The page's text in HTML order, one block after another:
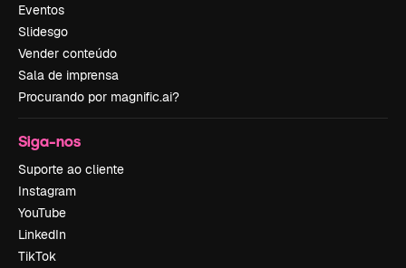
Eventos
Slidesgo
Vender conteúdo
Sala de imprensa
Procurando por magnific.ai?
Siga-nos
Suporte ao cliente
Instagram
YouTube
LinkedIn
TikTok